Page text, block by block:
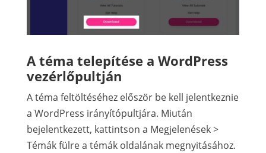
A téma telepítése a WordPress
vezérlőpultján
A téma feltöltéséhez először be kell jelentkeznie
a WordPress irányítópultjára. Miután
bejelentkezett, kattintson a Megjelenések >
Témák fülre a témák oldalának megnyitásához.